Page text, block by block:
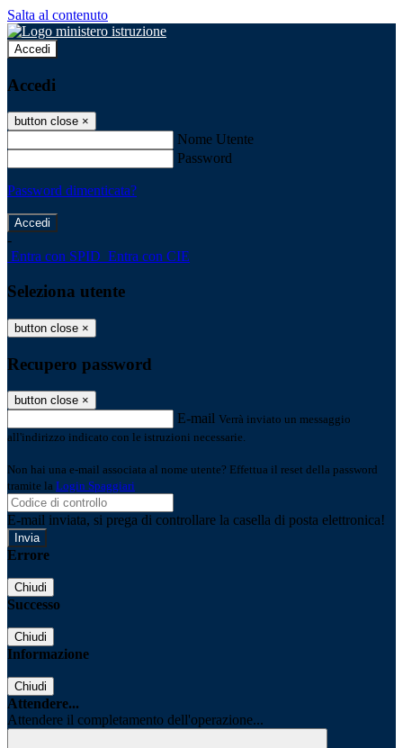
Salta al contenuto
Accedi
Accedi
button close ×
Nome Utente
Password
Password dimenticata?
-
Entra con SPID Entra con CIE
Seleziona utente
button close ×
Recupero password
button close ×
E-mail Verrà inviato un messaggio
all'indirizzo indicato con le istruzioni necessarie.
Non hai una e-mail associata al nome utente? Effettua il reset della password
tramite la Login Spaggiari
E-mail inviata, si prega di controllare la casella di posta elettronica!
Errore
Chiudi
Successo
Chiudi
Informazione
Chiudi
Attendere...
Attendere il completamento dell'operazione...